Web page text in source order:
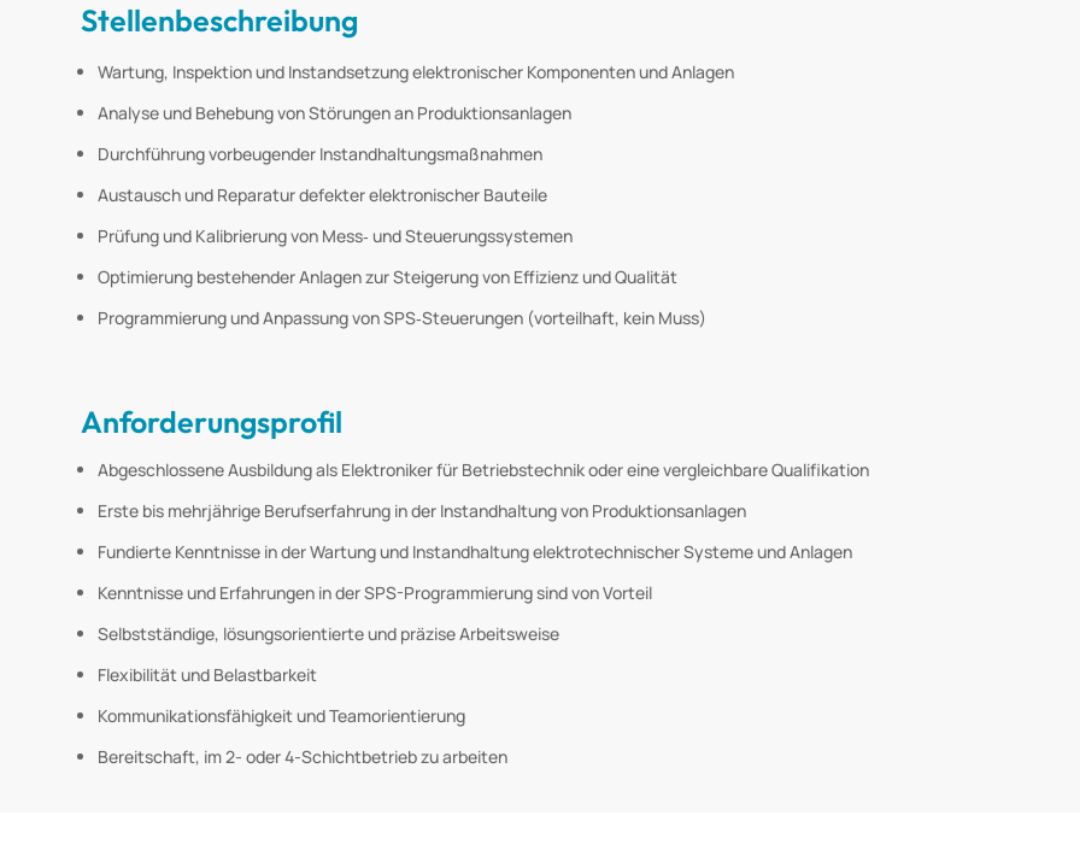
Stellenbeschreibung
Wartung, Inspektion und Instandsetzung elektronischer Komponenten und Anlagen
Analyse und Behebung von Störungen an Produktionsanlagen
Durchführung vorbeugender Instandhaltungsmaßnahmen
Austausch und Reparatur defekter elektronischer Bauteile
Prüfung und Kalibrierung von Mess‑ und Steuerungssystemen
Optimierung bestehender Anlagen zur Steigerung von Effizienz und Qualität
Programmierung und Anpassung von SPS‑Steuerungen (vorteilhaft, kein Muss)
Anforderungsprofil
Abgeschlossene Ausbildung als Elektroniker für Betriebstechnik oder eine vergleichbare Qualifikation
Erste bis mehrjährige Berufserfahrung in der Instandhaltung von Produktionsanlagen
Fundierte Kenntnisse in der Wartung und Instandhaltung elektrotechnischer Systeme und Anlagen
Kenntnisse und Erfahrungen in der SPS-Programmierung sind von Vorteil
Selbstständige, lösungsorientierte und präzise Arbeitsweise
Flexibilität und Belastbarkeit
Kommunikationsfähigkeit und Teamorientierung
Bereitschaft, im 2- oder 4-Schichtbetrieb zu arbeiten